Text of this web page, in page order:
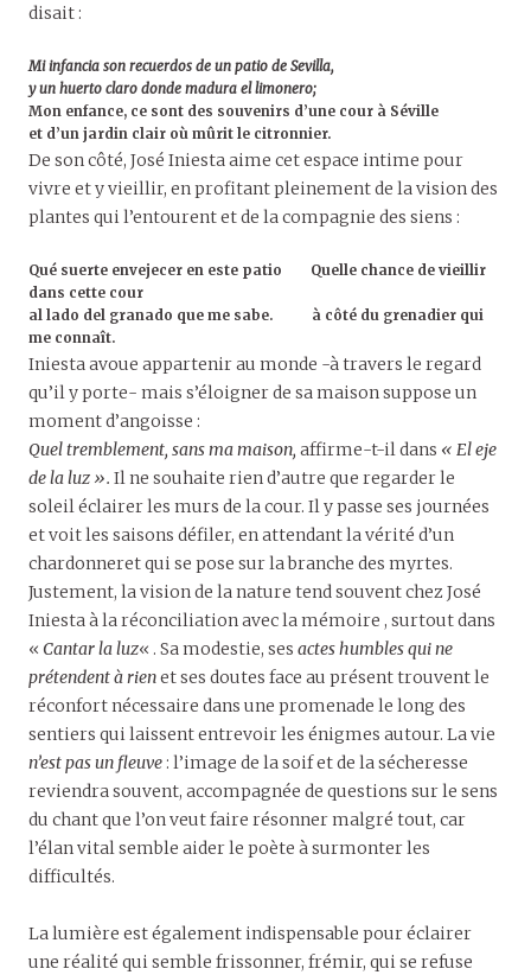
disait :
Mi infancia son recuerdos de un patio de Sevilla,
y un huerto claro donde madura el limonero;
Mon enfance, ce sont des souvenirs d’une cour à Séville
et d’un jardin clair où mûrit le citronnier.
De son côté, José Iniesta aime cet espace intime pour
vivre et y vieillir, en profitant pleinement de la vision des
plantes qui l’entourent et de la compagnie des siens :
Qué suerte envejecer en este patio Quelle chance de vieillir
dans cette cour
al lado del granado que me sabe. à côté du grenadier qui
me connaît.
Iniesta avoue appartenir au monde -à travers le regard
qu’il y porte- mais s’éloigner de sa maison suppose un
moment d’angoisse :
Quel tremblement, sans ma maison, affirme-t-il dans « El eje
de la luz ». Il ne souhaite rien d’autre que regarder le
soleil éclairer les murs de la cour. Il y passe ses journées
et voit les saisons défiler, en attendant la vérité d’un
chardonneret qui se pose sur la branche des myrtes.
Justement, la vision de la nature tend souvent chez José
Iniesta à la réconciliation avec la mémoire , surtout dans
« Cantar la luz« . Sa modestie, ses actes humbles qui ne
prétendent à rienet ses doutes face au présent trouvent le
réconfort nécessaire dans une promenade le long des
sentiers qui laissent entrevoir les énigmes autour. La vie
n’est pas un fleuve: l’image de la soif et de la sécheresse
reviendra souvent, accompagnée de questions sur le sens
du chant que l’on veut faire résonner malgré tout, car
l’élan vital semble aider le poète à surmonter les
difficultés.
La lumière est également indispensable pour éclairer
une réalité qui semble frissonner, frémir, qui se refuse